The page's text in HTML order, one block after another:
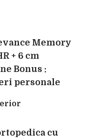
Memory
+ 6 cm
Bonus :
personale
cu